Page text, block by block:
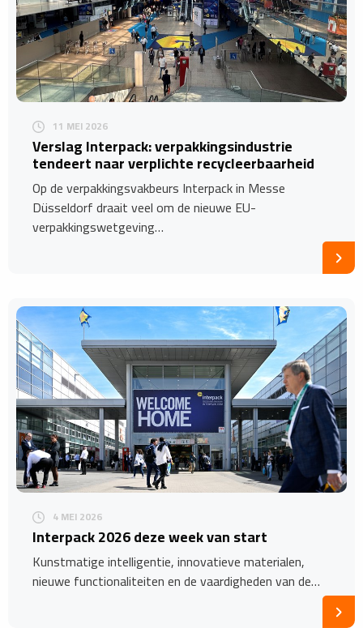
11 MEI 2026
​Verslag Interpack: verpakkingsindustrie
tendeert naar verplichte recycleerbaarheid
Op de verpakkingsvakbeurs Interpack in Messe
Düsseldorf draait veel om de nieuwe EU-
verpakkingswetgeving…
4 MEI 2026
Interpack 2026 deze week van start
Kunstmatige intelligentie, innovatieve materialen,
nieuwe functionaliteiten en de vaardigheden van de…